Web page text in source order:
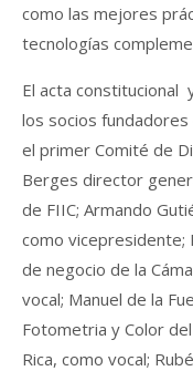
como las mejores
tecnologías
El acta
los socios
el primer Comité de
Berges director
de FIIC; Armando
como vicepresidente;
de negocio de la
vocal; Manuel de la
Fotometria y Color
Rica, como vocal;